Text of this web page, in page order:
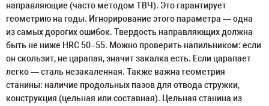
направляющие (часто методом ТВЧ). Это гарантирует
геометрию на годы. Игнорирование этого параметра — одна
из самых дорогих ошибок. Твердость направляющих должна
быть не ниже HRC 50–55. Можно проверить напильником: если
он скользит, не царапая, значит закалка есть. Если царапает
легко — сталь незакаленная. Также важна геометрия
станины: наличие продольных пазов для отвода стружки,
конструкция (цельная или составная). Цельная станина из